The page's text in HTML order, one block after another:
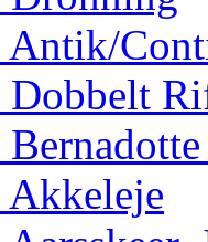
Antik/
Dobbelt
Akkeleje